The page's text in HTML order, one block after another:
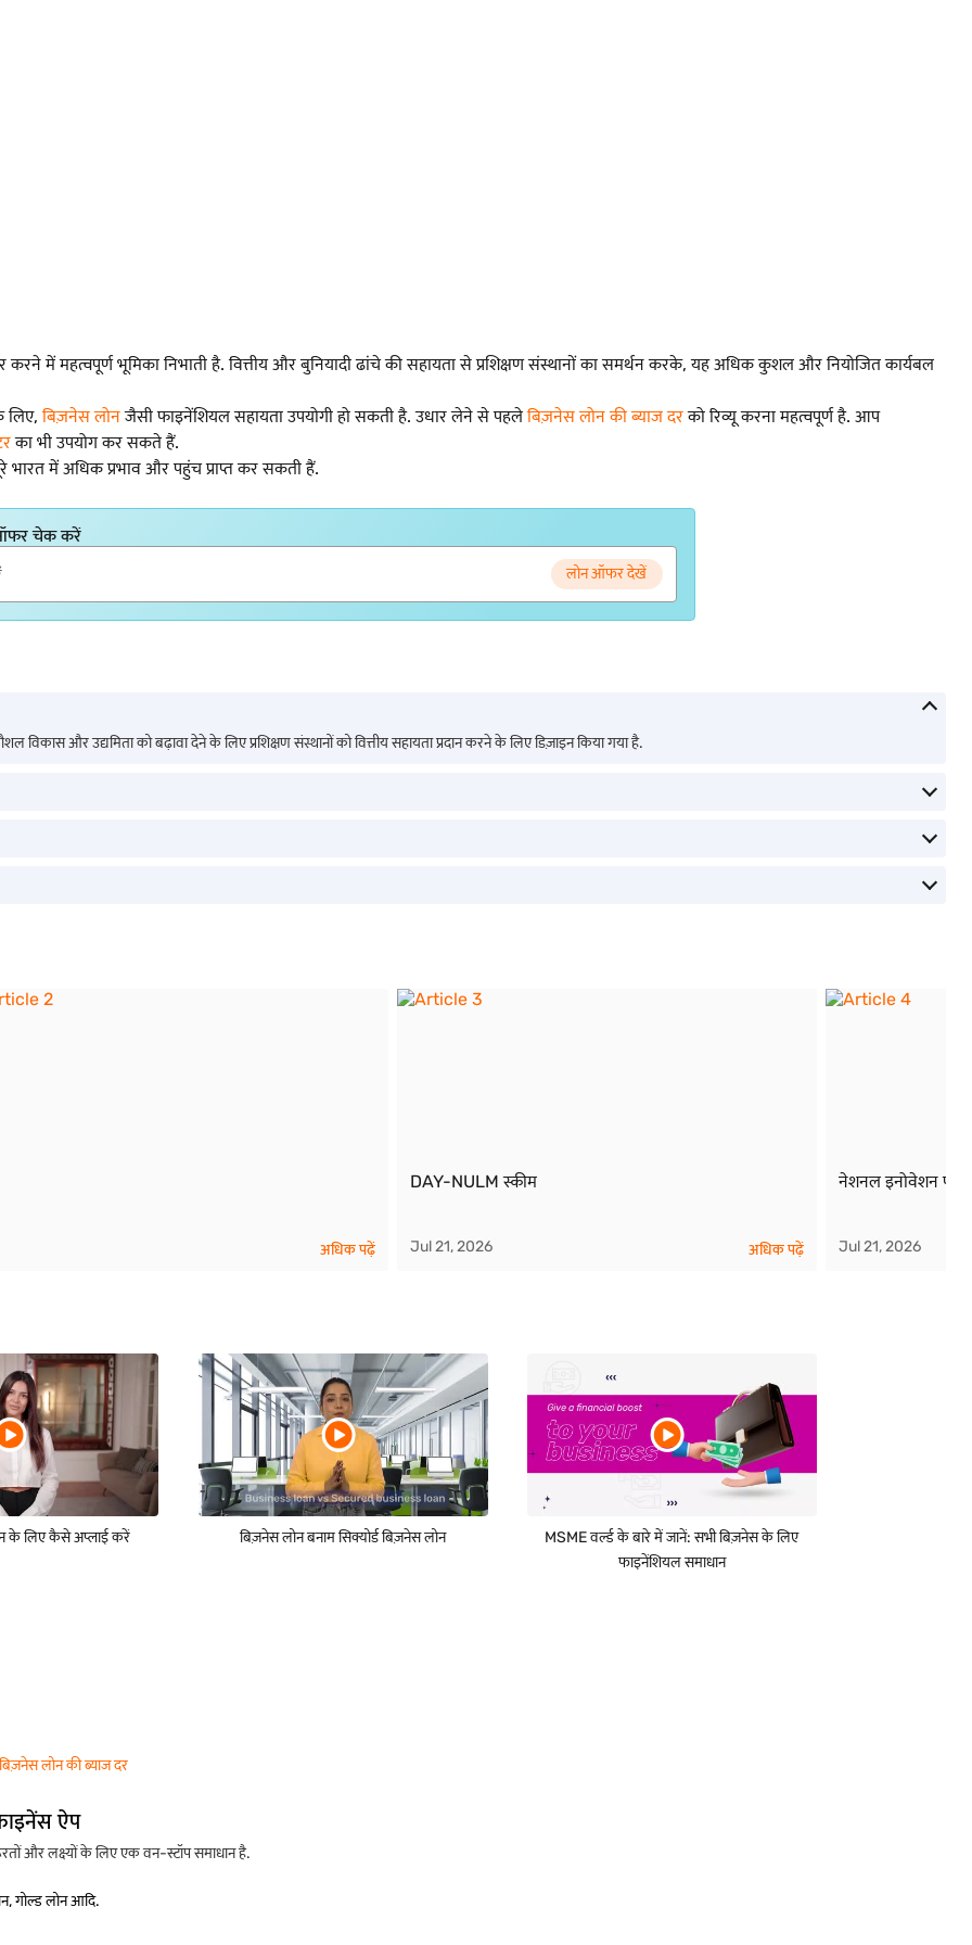
में महत्वपूर्ण भूमिका निभाती है. वित्तीय और बुनियादी ढांचे की सहायता से प्रशिक्षण संस्थानों का समर्थन करके, यह अधिक कुशल और नियोजित कार्यबल
लिए,बिज़नेस लोनजैसी फाइनेंशियल सहायता उपयोगी हो सकती है. उधार लेने से पहलेबिज़नेस लोन की ब्याज दरको रिव्यू करना महत्वपूर्ण है. आप
का भी उपयोग कर सकते हैं.
में अधिक प्रभाव और पहुंच प्राप्त कर सकती हैं.
ऑफर चेक करें
लोन ऑफर देखें
विकास और उद्यमिता को बढ़ावा देने के लिए प्रशिक्षण संस्थानों को वित्तीय सहायता प्रदान करने के लिए डिज़ाइन किया गया है.
अधिक पढ़ें
DAY-NULM स्कीम
Jul 21, 2026 अधिक पढ़ें
नेशनल इनोवेशन
Jul 21, 2026
के लिए कैसे अप्लाई करें बिज़नेस लोन बनाम सिक्योर्ड बिज़नेस लोन
MSME वर्ल्ड के बारे में जानें: सभी बिज़नेस के लिए
फाइनेंशियल समाधान
बिज़नेस लोन की ब्याज दर
ऐप
और लक्ष्यों के लिए एक वन-स्टॉप समाधान है.
गोल्ड लोन आदि.